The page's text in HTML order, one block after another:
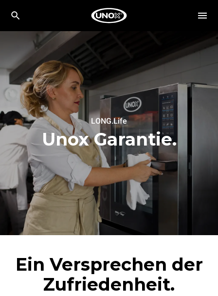
LONG.Life
Unox Garantie.
Ein Versprechen der
Zufriedenheit.